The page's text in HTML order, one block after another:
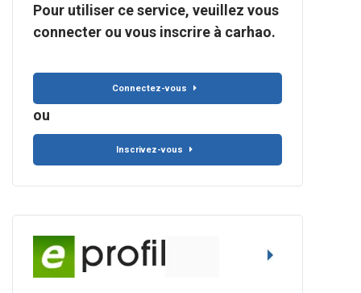
Pour utiliser ce service, veuillez vous
connecter ou vous inscrire à carhao.
Connectez-vous
ou
Inscrivez-vous